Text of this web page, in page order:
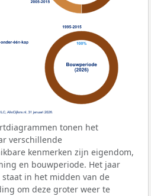
tonen het
verschillende
kenmerken zijn eigendom,
en bouwperiode. Het jaar
in het midden van de
om deze groter weer te